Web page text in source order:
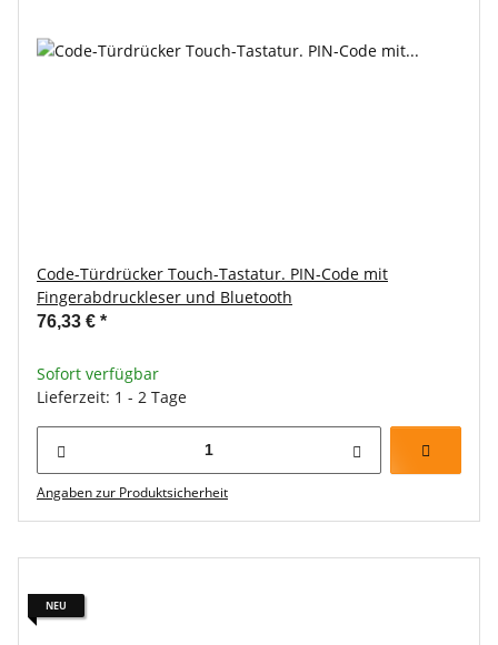
Code-Türdrücker Touch-Tastatur. PIN-Code mit
Fingerabdruckleser und Bluetooth
76,33 € *
Sofort verfügbar
Lieferzeit: 1 - 2 Tage
Angaben zur Produktsicherheit
NEU